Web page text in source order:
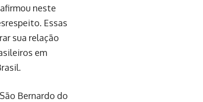
neste
Essas
sua relação
em
Bernardo do